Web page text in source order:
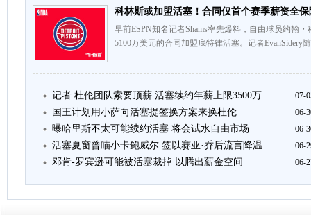
科林斯或加盟活塞！合同仅首个赛季薪资全保
早前ESPN知名记者Shams率先爆料，自由球员约翰
5100万美元的合同加盟底特律活塞。记者
记者:杜伦团队索要顶薪 活塞续约年薪上限3500万 07-
国王计划用小萨向活塞提签换方案来换杜伦 06-
曝哈里斯不太可能续约活塞 将会试水自由市场 06-
活塞夏窗曾瞄小卡鲍威尔 签以赛亚·乔后流言降温 06-
邓肯-罗宾逊可能被活塞裁掉 以腾出薪金空间 06-